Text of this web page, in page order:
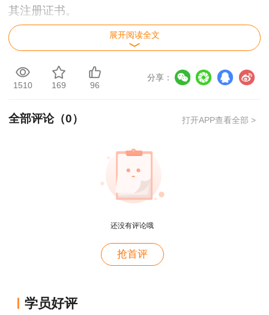
其注册证书。
申请初始注册需在网上提交下列材料：
(1)本人填写的《中华人民共和国注册监理工
程师初始注册申请表》;
(2)由社会保险机构出具的近一个月在聘用单
(3)本人近期一寸彩色免冠证件照扫描件。
关问题,希望能帮助到大家。更多关于监理工程师
的问题欢迎登陆建设工程教育网查看。
展开阅读全文
1510 169 96
分享：
全部评论（0） 打开APP查看全部 >
还没有评论哦
抢首评
学员好评
概论就学习了十几天81分，感谢唐老师！
考虑。那就是我人生的导师。